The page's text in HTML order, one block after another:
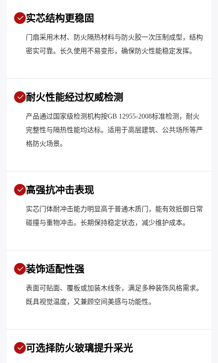
实芯结构更稳固
门扇采用木材、防火隔热材料与防火胶一次压制成型，结构
密实可靠。长久使用不易变形，确保防火性能稳定发挥。
耐火性能经过权威检测
产品通过国家级检测机构按GB 12955-2008标准检测，耐火
完整性与隔热性能均达标。适用于高层建筑、公共场所等严
格防火场景。
高强抗冲击表现
实芯门体耐冲击能力明显高于普通木质门，能有效抵御日常
碰撞与重物冲击。长期保持稳定状态，减少维护成本。
装饰适配性强
表面可贴面、覆板或加装木线条，满足多种装饰风格需求。
既具视觉温度，又兼顾空间美感与功能性。
可选择防火玻璃提升采光